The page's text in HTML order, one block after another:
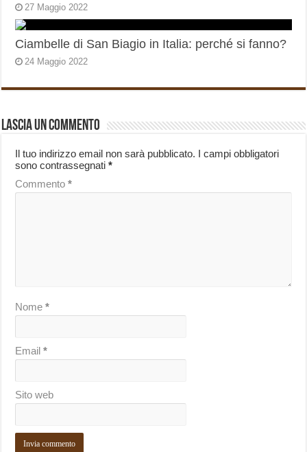
27 Maggio 2022
Ciambelle di San Biagio in Italia: perché si fanno?
24 Maggio 2022
Lascia un commento
Il tuo indirizzo email non sarà pubblicato. I campi obbligatori
sono contrassegnati*
Commento*
Nome*
Email*
Sito web